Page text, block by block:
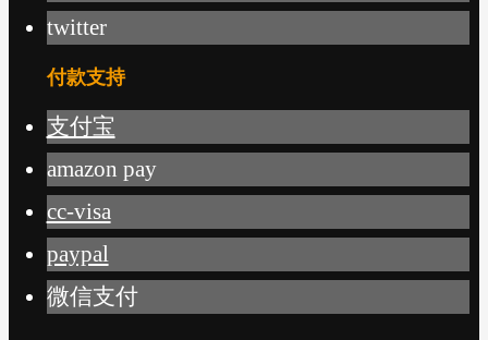
twitter
付款支持
支付宝
amazon pay
cc-visa
paypal
微信支付